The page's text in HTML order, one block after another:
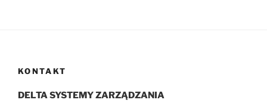
KONTAKT
DELTA SYSTEMY ZARZĄDZANIA